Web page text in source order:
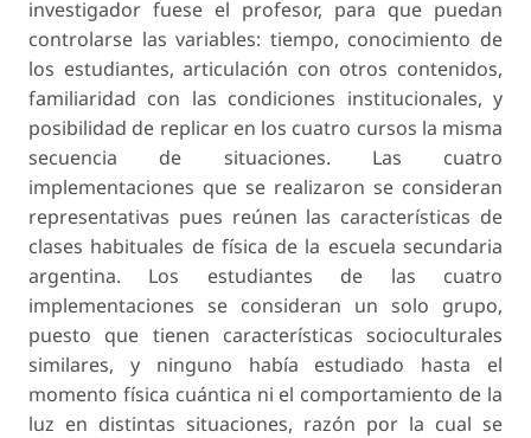
investigador fuese el profesor, para que puedan
controlarse las variables: tiempo, conocimiento de
los estudiantes, articulación con otros contenidos,
familiaridad con las condiciones institucionales, y
posibilidad de replicar en los cuatro cursos la misma
secuencia de situaciones. Las cuatro
implementaciones que se realizaron se consideran
representativas pues reúnen las características de
clases habituales de física de la escuela secundaria
argentina. Los estudiantes de las cuatro
implementaciones se consideran un solo grupo,
puesto que tienen características socioculturales
similares, y ninguno había estudiado hasta el
momento física cuántica ni el comportamiento de la
luz en distintas situaciones, razón por la cual se